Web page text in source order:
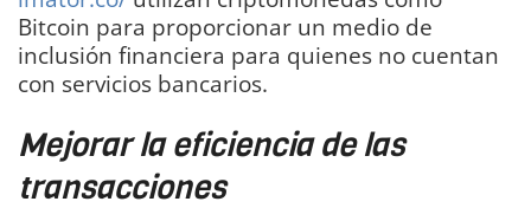
Bitcoin para proporcionar un medio de
inclusión financiera para quienes no cuentan
con servicios bancarios.
Mejorar la eficiencia de las
transacciones